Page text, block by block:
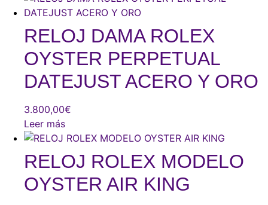
RELOJ DAMA ROLEX
OYSTER PERPETUAL
DATEJUST ACERO Y ORO
3.800,00€
Leer más
RELOJ ROLEX MODELO
OYSTER AIR KING